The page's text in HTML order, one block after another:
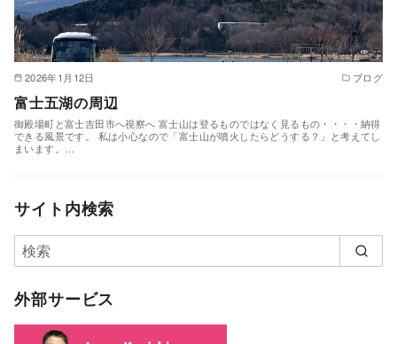
2026年1月12日 ブログ
富士五湖の周辺
御殿場町と富士吉田市へ視察へ 富士山は登るものではなく見るもの・・・・納得
できる風景です。 私は小心なので「富士山が噴火したらどうする？」と考えてし
まいます。…
サイト内検索
外部サービス